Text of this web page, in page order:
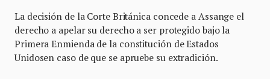
La decisión de la Corte Británica concede a Assange el
derecho a apelar su derecho a ser protegido bajo la
Primera Enmienda de la constitución de Estados
Unidosen caso de que se apruebe su extradición.